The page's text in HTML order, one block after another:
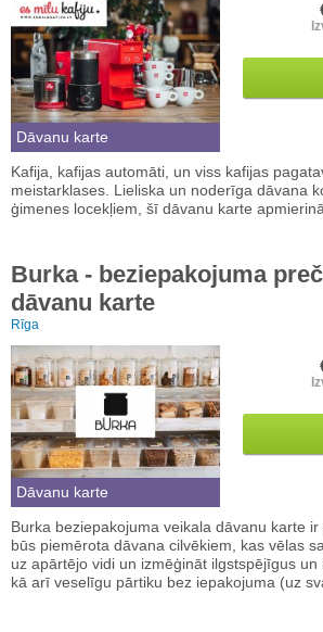
Dāvanu karte
Kafija, kafijas automāti, un viss kafijas
meistarklases. Lieliska un noderīga dāvana
ģimenes locekļiem, šī dāvanu karte
Burka - beziepakojuma
dāvanu karte
Rīga
Dāvanu karte
Burka beziepakojuma veikala dāvanu karte
būs piemērota dāvana cilvēkiem, kas vēlas
uz apārtējo vidi un izmēģināt ilgstspējīgus un
kā arī veselīgu pārtiku bez iepakojuma (uz